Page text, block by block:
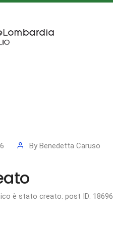
By Benedetta Caruso
è stato creato: post ID: